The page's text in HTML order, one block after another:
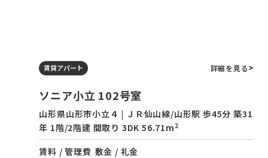
賃貸アパート 詳細を見る
ソニア小立 102号室
山形県山形市小立４ | ＪＲ仙山線/山形駅 歩45分 築31
年 1階/2階建 間取り 3DK 56.71m 2
賃料 / 管理費 敷金 / 礼金